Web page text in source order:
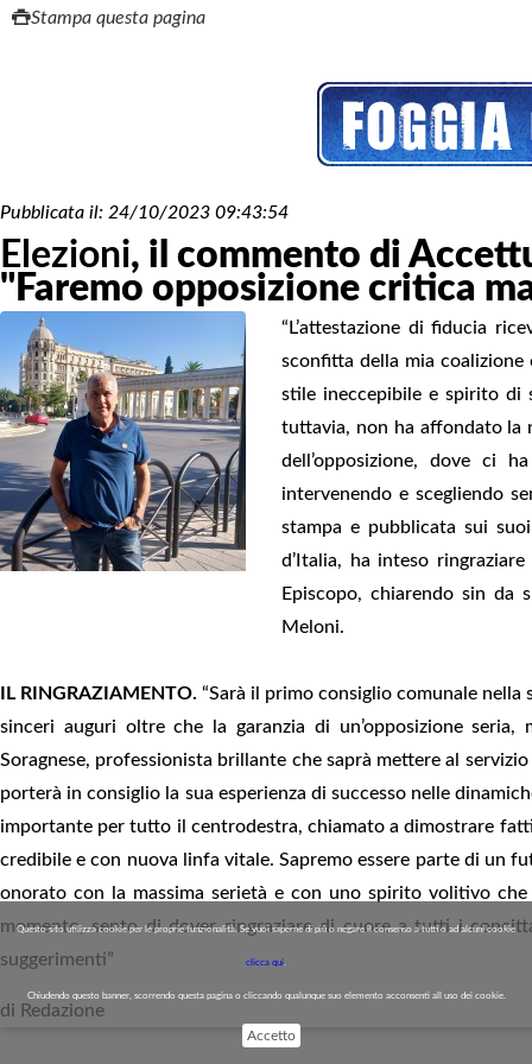
Questo sito utilizza cookie per le proprie funzionalità. Se vuoi saperne di più o negare il consenso a tutti o ad alcuni cookie
clicca qui.
Chiudendo questo banner, scorrendo questa pagina o cliccando qualunque suo elemento acconsenti all uso dei cookie.
Accetto
Stampa questa pagina
Pubblicata il: 24/10/2023 09:43:54
Elezioni, il commento di
"Faremo opposizione critica
“L’attestazione di fiducia
sconfitta della mia
stile ineccepibile e spirito di
tuttavia, non ha affondato la
dell’opposizione, dove ci
intervenendo e scegliendo
stampa e pubblicata sui
d’Italia, ha inteso
Episcopo, chiarendo sin
Meloni.
IL RINGRAZIAMENTO. “Sarà il primo consiglio comunale
sinceri auguri oltre che la garanzia di un’opposizione
Soragnese, professionista brillante che saprà mettere al
porterà in consiglio la sua esperienza di successo nelle
importante per tutto il centrodestra, chiamato a dimostrare
credibile e con nuova linfa vitale. Sapremo essere parte di un
onorato con la massima serietà e con uno spirito volitivo
momento, sento di dover ringraziare di cuore a tutti i
suggerimenti”
di Redazione